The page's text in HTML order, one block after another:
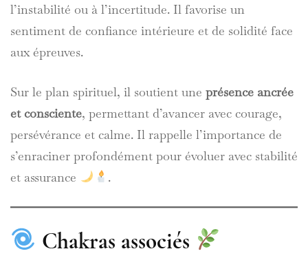
l’instabilité ou à l’incertitude. Il favorise un
sentiment de confiance intérieure et de solidité face
aux épreuves.
Sur le plan spirituel, il soutient une présence ancrée
et consciente, permettant d’avancer avec courage,
persévérance et calme. Il rappelle l’importance de
s’enraciner profondément pour évoluer avec stabilité
et assurance
.
Chakras associés